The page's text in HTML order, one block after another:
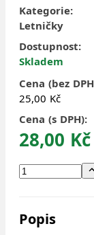
Kategorie:
Letničky
Dostupnost:
Skladem
Cena (bez
25,00 Kč
Cena (s DPH):
28,00 Kč
Popis